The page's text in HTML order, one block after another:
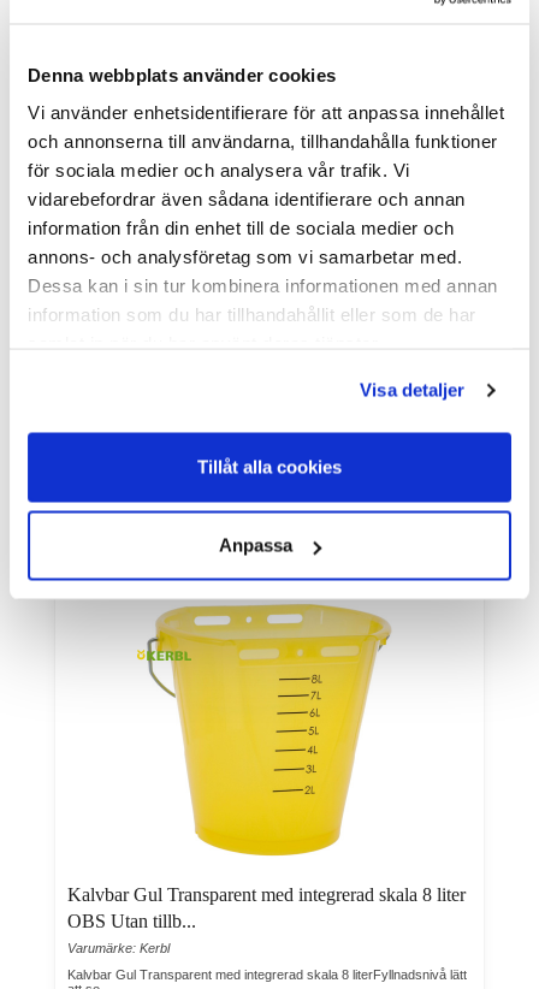
Denna webbplats använder cookies
Vi använder enhetsidentifierare för att anpassa innehållet
och annonserna till användarna, tillhandahålla funktioner
för sociala medier och analysera vår trafik. Vi
vidarebefordrar även sådana identifierare och annan
information från din enhet till de sociala medier och
annons- och analysföretag som vi samarbetar med.
Dessa kan i sin tur kombinera informationen med annan
information som du har tillhandahållit eller som de har
Visa detaljer
Tillåt alla cookies
Anpassa
Väggfäste Plåt till Lammbar/Kalvbar
Väggfäste Plåt till Lammbar/Kalvbar Väggfäste i galvad plåt som
Köp
Kalvbar Gul Transparent med integrerad skala 8 liter
OBS Utan tillb...
Varumärke: Kerbl
Kalvbar Gul Transparent med integrerad skala 8 literFyllnadsnivå lätt